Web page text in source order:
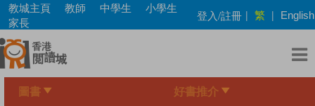
Skip
main
content
教城主頁 教師 中學生
小學生
家長
登入/註冊 | 繁 | English
圖書 好書推介